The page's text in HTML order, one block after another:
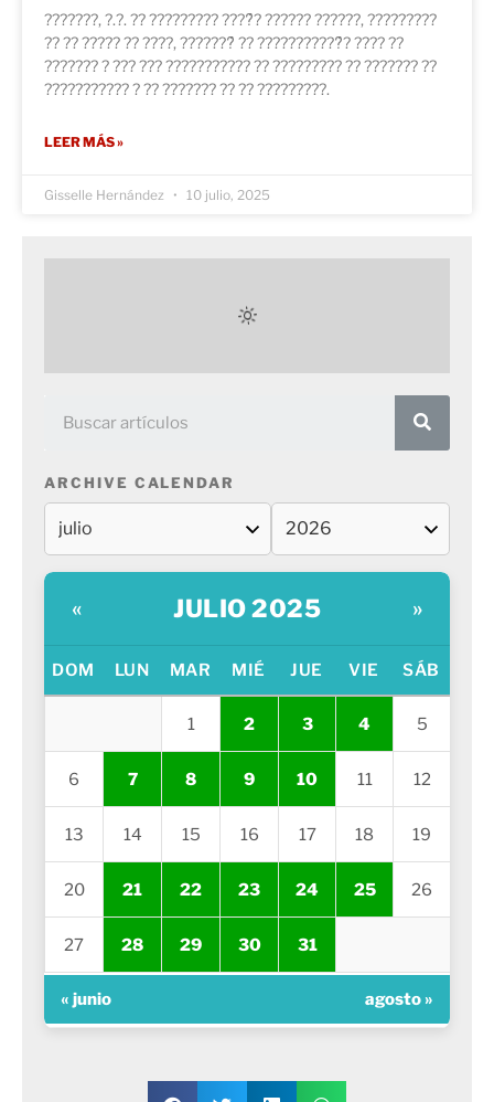
???????, ?.?. ?? ????????? ????́? ?????? ??????, ?????????
?? ?? ????? ?? ????, ???????́ ?? ???????????́? ???? ??
??????? ? ??? ??? ??????????? ?? ????????? ?? ??????? ??
??????????? ? ?? ??????? ?? ?? ?????????.
LEER MÁS »
Gisselle Hernández 10 julio, 2025
ARCHIVE CALENDAR
« JULIO 2025 »
DOM LUN MAR MIÉ JUE VIE SÁB
1 2 3 4 5
6 7 8 9 10 11 12
13 14 15 16 17 18 19
20 21 22 23 24 25 26
27 28 29 30 31
« junio agosto »